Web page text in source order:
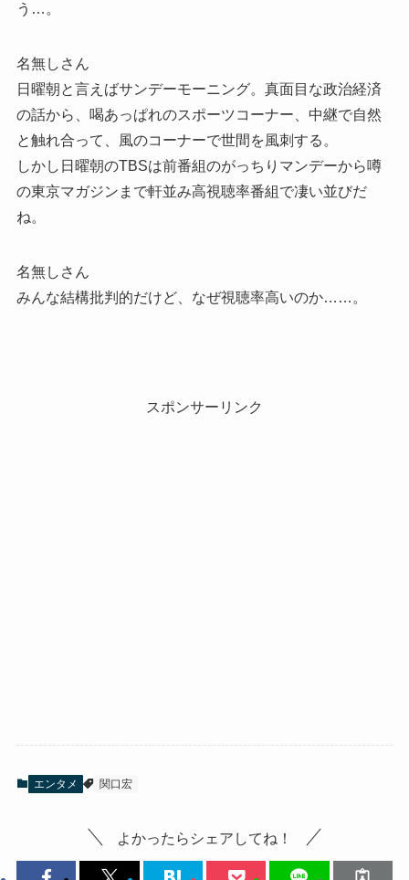
う…。
名無しさん
日曜朝と言えばサンデーモーニング。真面目な政治経済
の話から、喝あっぱれのスポーツコーナー、中継で自然
と触れ合って、風のコーナーで世間を風刺する。
しかし日曜朝のTBSは前番組のがっちりマンデーから噂
の東京マガジンまで軒並み高視聴率番組で凄い並びだ
ね。
名無しさん
みんな結構批判的だけど、なぜ視聴率高いのか……。
スポンサーリンク
エンタメ 関口宏
よかったらシェアしてね！